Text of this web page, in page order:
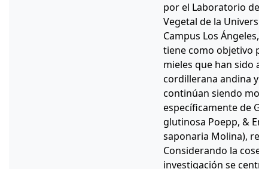
por el Laboratorio de
Vegetal de la
Campus Los Ángeles,
tiene como objetivo
mieles que han sido
cordillerana andina y
continúan siendo
específicamente de
glutinosa Poepp, &
saponaria Molina),
Considerando la
investigación se